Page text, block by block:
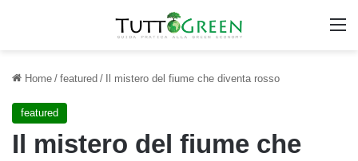
Home / featured / Il mistero del fiume che diventa rosso
featured
Il mistero del fiume che